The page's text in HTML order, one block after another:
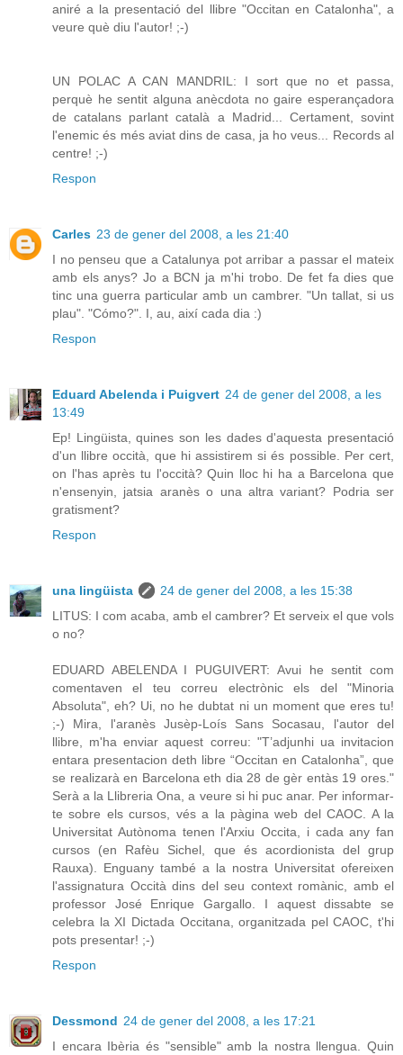
aniré a la presentació del llibre "Occitan en Catalonha", a
veure què diu l'autor! ;-)
UN POLAC A CAN MANDRIL: I sort que no et passa,
perquè he sentit alguna anècdota no gaire esperançadora
de catalans parlant català a Madrid... Certament, sovint
l'enemic és més aviat dins de casa, ja ho veus... Records al
centre! ;-)
Respon
Carles 23 de gener del 2008, a les 21:40
I no penseu que a Catalunya pot arribar a passar el mateix
amb els anys? Jo a BCN ja m'hi trobo. De fet fa dies que
tinc una guerra particular amb un cambrer. "Un tallat, si us
plau". "Cómo?". I, au, així cada dia :)
Respon
Eduard Abelenda i Puigvert 24 de gener del 2008, a les
13:49
Ep! Lingüista, quines son les dades d'aquesta presentació
d'un llibre occità, que hi assistirem si és possible. Per cert,
on l'has après tu l'occità? Quin lloc hi ha a Barcelona que
n'ensenyin, jatsia aranès o una altra variant? Podria ser
gratisment?
Respon
una lingüista
24 de gener del 2008, a les 15:38
LITUS: I com acaba, amb el cambrer? Et serveix el que vols
o no?
EDUARD ABELENDA I PUGUIVERT: Avui he sentit com
comentaven el teu correu electrònic els del "Minoria
Absoluta", eh? Ui, no he dubtat ni un moment que eres tu!
;-) Mira, l'aranès Jusèp-Loís Sans Socasau, l'autor del
llibre, m'ha enviar aquest correu: "T’adjunhi ua invitacion
entara presentacion deth libre “Occitan en Catalonha”, que
se realizarà en Barcelona eth dia 28 de gèr entàs 19 ores."
Serà a la Llibreria Ona, a veure si hi puc anar. Per informar-
te sobre els cursos, vés a la pàgina web del CAOC. A la
Universitat Autònoma tenen l'Arxiu Occita, i cada any fan
cursos (en Rafèu Sichel, que és acordionista del grup
Rauxa). Enguany també a la nostra Universitat ofereixen
l'assignatura Occità dins del seu context romànic, amb el
professor José Enrique Gargallo. I aquest dissabte se
celebra la XI Dictada Occitana, organitzada pel CAOC, t'hi
pots presentar! ;-)
Respon
Dessmond 24 de gener del 2008, a les 17:21
I encara Ibèria és "sensible" amb la nostra llengua. Quin